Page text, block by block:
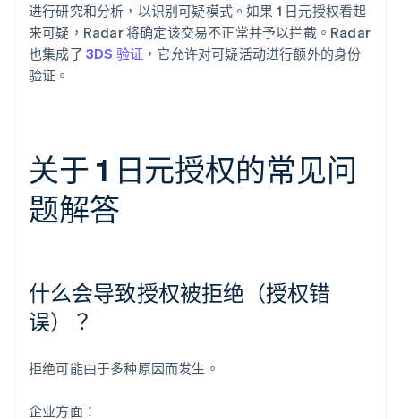
进行研究和分析，以识别可疑模式。如果 1 日元授权看起
来可疑，Radar 将确定该交易不正常并予以拦截。Radar
也集成了 3DS 验证 ，它允许对可疑活动进行额外的身份
验证。
关于 1 日元授权的常见问
题解答
什么会导致授权被拒绝（授权错
误）？
拒绝可能由于多种原因而发生。
企业方面：